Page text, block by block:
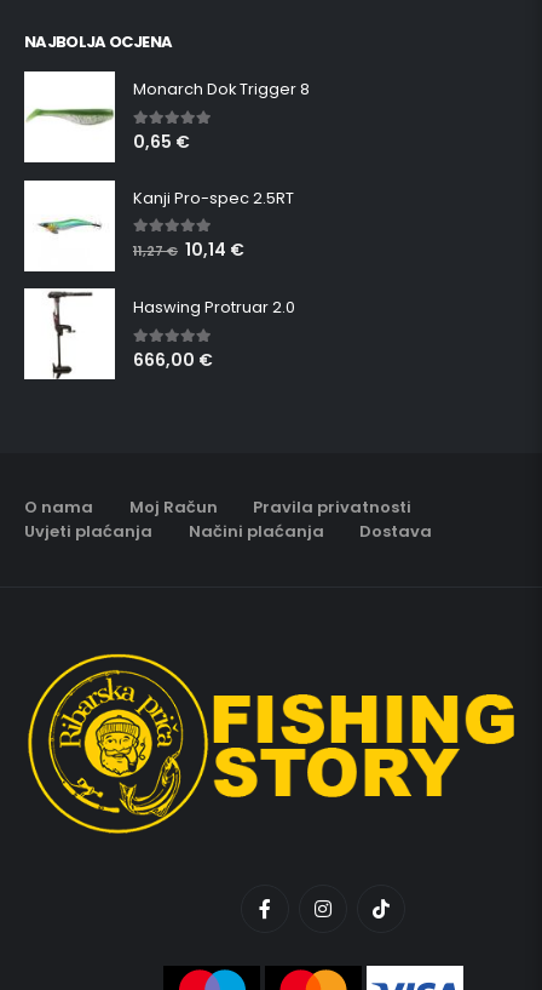
NAJBOLJA OCJENA
Monarch Dok Trigger 8
5.00 out of 5
0,65 €
Kanji Pro-spec 2.5RT
5.00out of 5
11,27€ 10,14 €
Haswing Protruar 2.0
5.00 out of 5
666,00 €
O nama Moj Račun
Pravila privatnosti
Uvjeti plaćanja
Načini plaćanja Dostava